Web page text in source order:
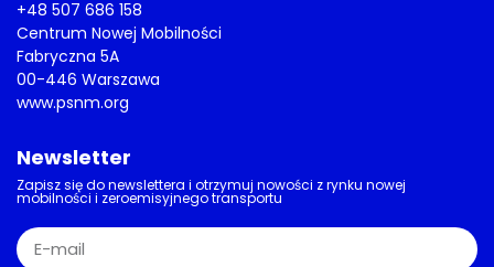
+48 507 686 158
Centrum Nowej Mobilności
Fabryczna 5A
00-446 Warszawa
www.psnm.org
Newsletter
Zapisz się do newslettera i otrzymuj nowości z rynku nowej
mobilności i zeroemisyjnego transportu